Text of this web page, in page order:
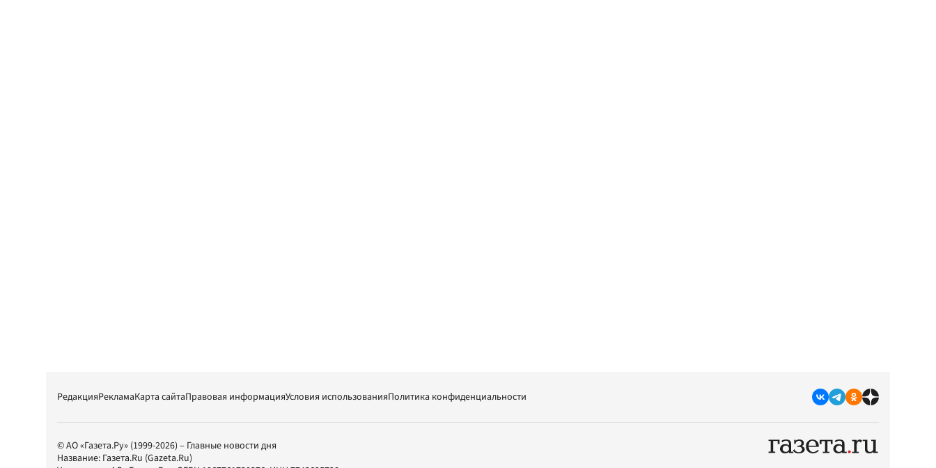
РедакцияРекламаКарта сайтаПравовая информацияУсловия использованияПолитика конфиденциальности
© АО «Газета.Ру» (1999-2026) – Главные новости дня
Название: Газета.Ru (Gazeta.Ru)